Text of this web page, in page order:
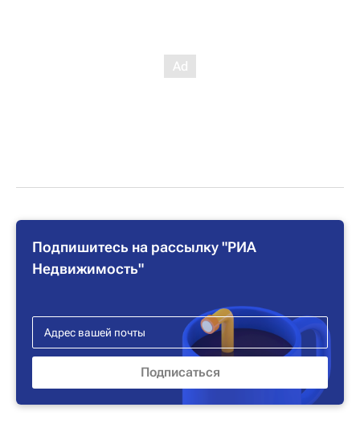
Подпишитесь на рассылку "РИА
Недвижимость"